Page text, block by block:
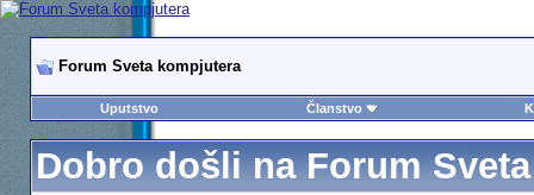
Forum Sveta kompjutera
Uputstvo Članstvo
Dobro došli na Forum